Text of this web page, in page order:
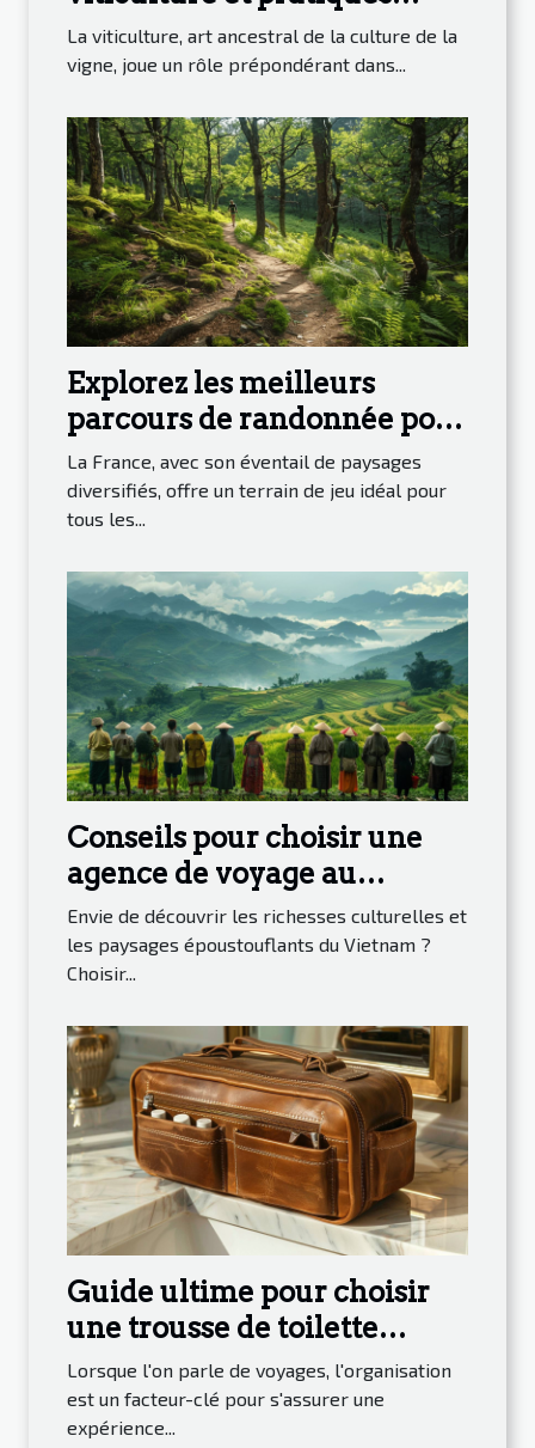
durables
La viticulture, art ancestral de la culture de la
vigne, joue un rôle prépondérant dans...
Explorez les meilleurs
parcours de randonnée pour
découvrir la nature en
France
La France, avec son éventail de paysages
diversifiés, offre un terrain de jeu idéal pour
tous les...
Conseils pour choisir une
agence de voyage au
Vietnam
Envie de découvrir les richesses culturelles et
les paysages époustouflants du Vietnam ?
Choisir...
Guide ultime pour choisir
une trousse de toilette
homme pour voyager
Lorsque l'on parle de voyages, l'organisation
est un facteur-clé pour s'assurer une
expérience...